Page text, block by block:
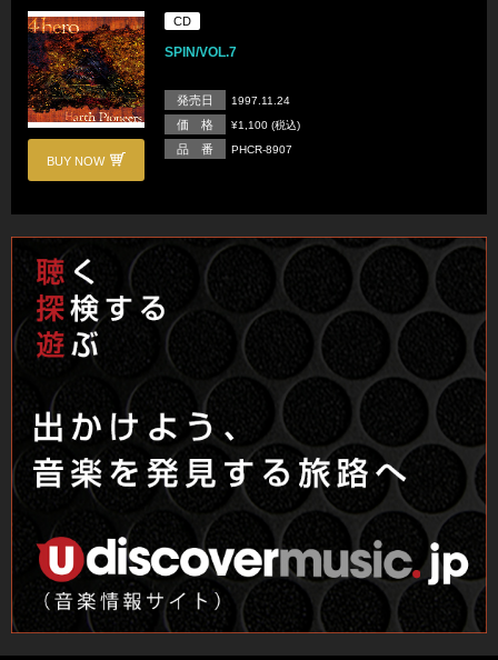
BUY NOW
CD
SPIN/VOL.7
発売日 1997.11.24
価 格 ¥1,100 (税込)
品 番 PHCR-8907